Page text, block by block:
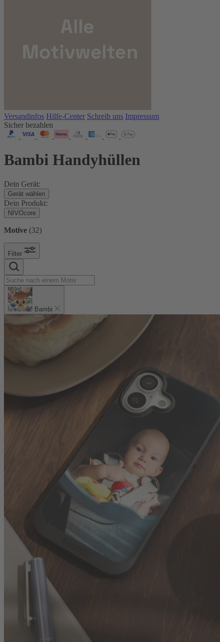
Versandinfos Hilfe-Center Schreib uns Impressum
Sicher bezahlen
Bambi Handyhüllen
Dein Gerät:
Gerät wählen
Dein Produkt:
NIVOcore
Motive (32)
Filter
Bambi